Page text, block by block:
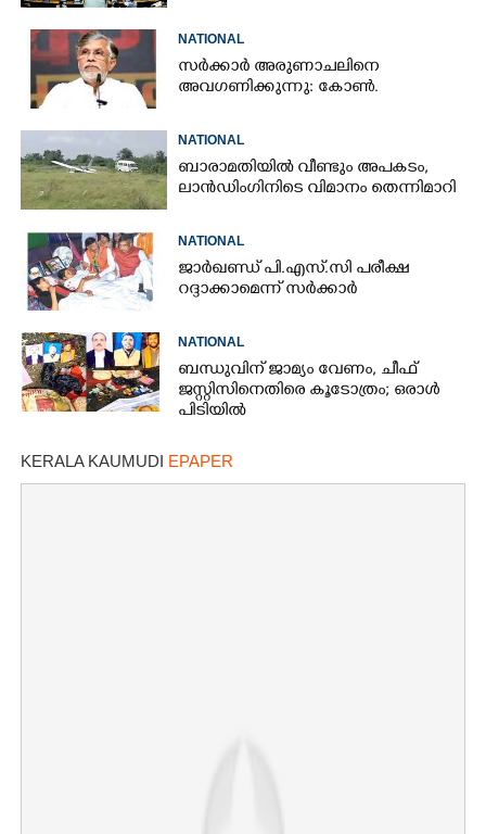
NATIONAL
സർക്കാർ അരുണാചലിനെ
അവഗണിക്കുന്നു: കോൺ.
NATIONAL
ബാരാമതിയിൽ വീണ്ടും അപകടം,​
ലാൻഡിംഗിനിടെ വിമാനം തെന്നിമാറി
NATIONAL
ജാർഖണ്ഡ് പി.എസ്.സി പരീക്ഷ
റദ്ദാക്കാമെന്ന് സർക്കാർ
NATIONAL
ബന്ധുവിന് ജാമ്യം വേണം, ചീഫ്
ജസ്റ്റിസിനെതിരെ കൂടോത്രം; ഒരാൾ
പിടിയിൽ
KERALA KAUMUDI EPAPER